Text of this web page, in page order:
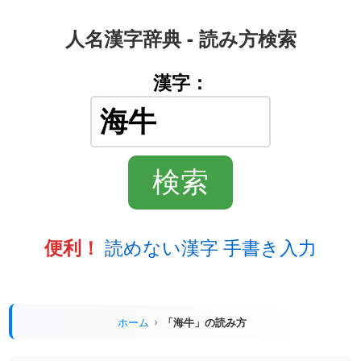
人名漢字辞典 - 読み方検索
漢字：
便利！ 読めない漢字 手書き入力
ホーム 「海牛」の読み方